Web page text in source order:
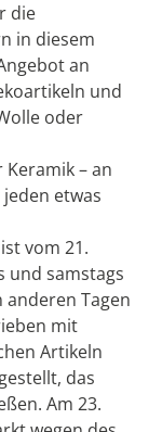
die
in diesem
an
und
oder
– an
etwas
vom 21.
und samstags
anderen Tagen
mit
Artikeln
das
Am 23.